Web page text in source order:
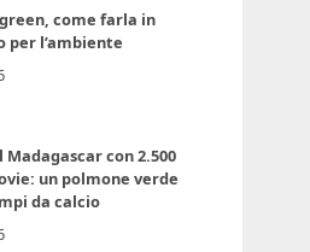
come farla in
per l’ambiente
con 2.500
un polmone verde
da calcio